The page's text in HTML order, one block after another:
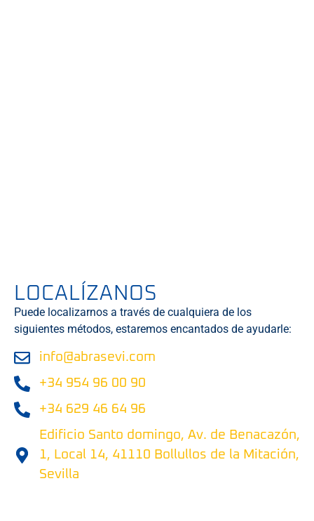
LOCALÍZANOS
Puede localizarnos a través de cualquiera de los
siguientes métodos, estaremos encantados de ayudarle:
info@abrasevi.com
+34 954 96 00 90
+34 629 46 64 96
Edificio Santo domingo, Av. de Benacazón,
1, Local 14, 41110 Bollullos de la Mitación,
Sevilla